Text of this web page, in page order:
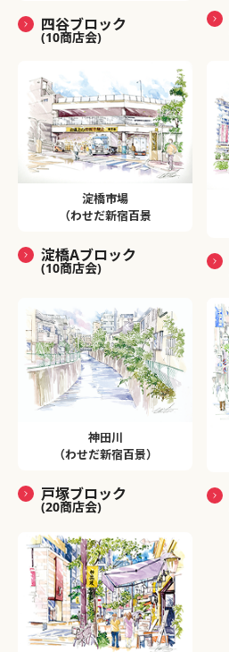
四谷ブロック
(10商店会)
淀橋市場
（わせだ新宿百景
淀橋Aブロック
(10商店会)
神田川
（わせだ新宿百景）
戸塚ブロック
(20商店会)